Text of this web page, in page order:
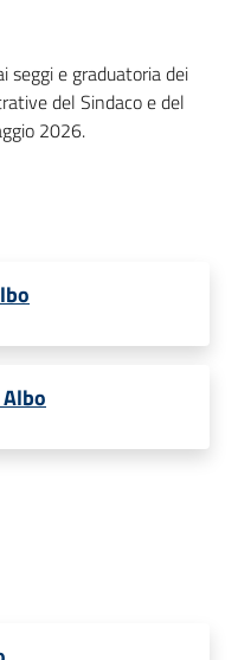
seggi e graduatoria dei
del Sindaco e del
2026.